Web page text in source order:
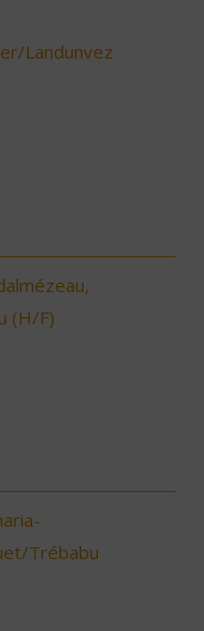
Landunvez
(H/F)
Trébabu